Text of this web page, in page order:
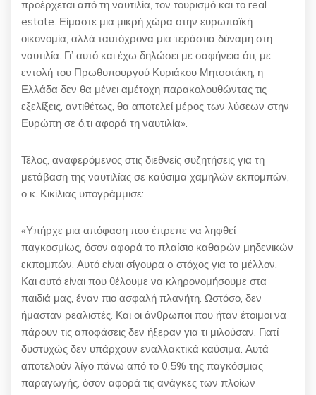
προέρχεται από τη ναυτιλία, τον τουρισμό και το real
estate. Είμαστε μια μικρή χώρα στην ευρωπαϊκή
οικονομία, αλλά ταυτόχρονα μια τεράστια δύναμη στη
ναυτιλία. Γι’ αυτό και έχω δηλώσει με σαφήνεια ότι, με
εντολή του Πρωθυπουργού Κυριάκου Μητσοτάκη, η
Ελλάδα δεν θα μένει αμέτοχη παρακολουθώντας τις
εξελίξεις, αντιθέτως, θα αποτελεί μέρος των λύσεων στην
Ευρώπη σε ό,τι αφορά τη ναυτιλία».
Τέλος, αναφερόμενος στις διεθνείς συζητήσεις για τη
μετάβαση της ναυτιλίας σε καύσιμα χαμηλών εκπομπών,
ο κ. Κικίλιας υπογράμμισε:
«Υπήρχε μια απόφαση που έπρεπε να ληφθεί
παγκοσμίως, όσον αφορά το πλαίσιο καθαρών μηδενικών
εκπομπών. Αυτό είναι σίγουρα o στόχος για το μέλλον.
Και αυτό είναι που θέλουμε να κληρονομήσουμε στα
παιδιά μας, έναν πιο ασφαλή πλανήτη. Ωστόσο, δεν
ήμασταν ρεαλιστές. Και οι άνθρωποι που ήταν έτοιμοι να
πάρουν τις αποφάσεις δεν ήξεραν για τι μιλούσαν. Γιατί
δυστυχώς δεν υπάρχουν εναλλακτικά καύσιμα. Αυτά
αποτελούν λίγο πάνω από το 0,5% της παγκόσμιας
παραγωγής, όσον αφορά τις ανάγκες των πλοίων